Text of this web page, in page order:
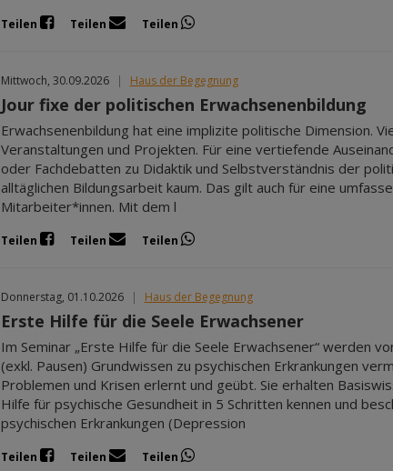
Teilen Teilen Teilen
Mittwoch, 30.09.2026 | Haus der Begegnung
Jour fixe der politischen Erwachsenenbildung
Erwachsenenbildung hat eine implizite politische Dimension.
Veranstaltungen und Projekten. Für eine vertiefende
oder Fachdebatten zu Didaktik und Selbstverständnis der
alltäglichen Bildungsarbeit kaum. Das gilt auch für eine
Mitarbeiter*innen. Mit dem l
Teilen Teilen Teilen
Donnerstag, 01.10.2026 | Haus der Begegnung
Erste Hilfe für die Seele Erwachsener
Im Seminar „Erste Hilfe für die Seele Erwachsener“ werden
(exkl. Pausen) Grundwissen zu psychischen Erkrankungen
Problemen und Krisen erlernt und geübt. Sie erhalten
Hilfe für psychische Gesundheit in 5 Schritten kennen und
psychischen Erkrankungen (Depression
Teilen Teilen Teilen